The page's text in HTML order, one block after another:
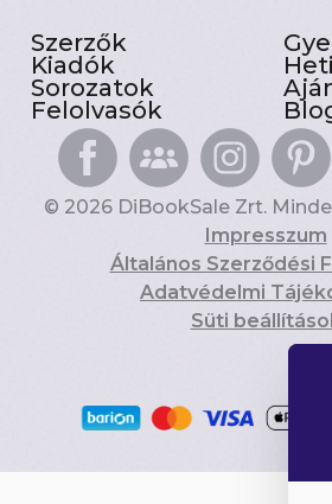
Szerzők
Kiadók
Sorozatok
Felolvasók
© 2026 DiBookSale Zrt.
Impresszum
Általános Szerződési
Adatvédelmi
Süti